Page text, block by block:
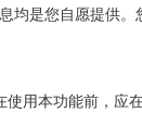
均是您自愿提供
用本功能前，应